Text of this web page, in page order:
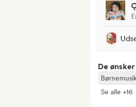
De
Se alle +16